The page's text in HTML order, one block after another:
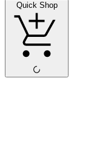
Quick Shop